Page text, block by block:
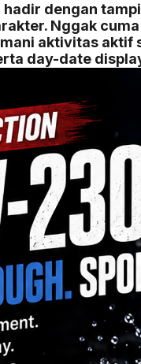
hadir dengan
Nggak
aktivitas aktif
day-date